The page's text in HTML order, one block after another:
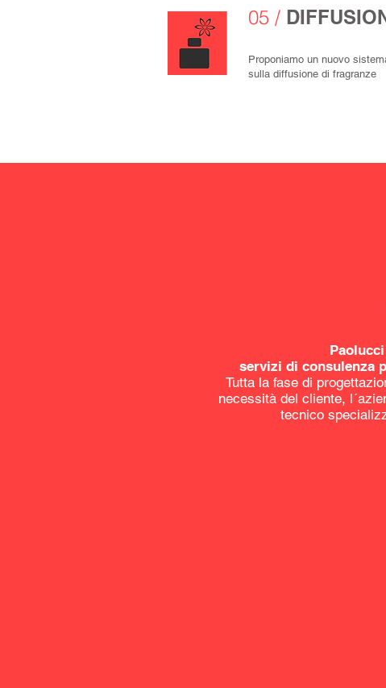
05 /
Proponiamo un nuovo
sulla diffusione di fragranze
servizi di consulenza
Tutta la fase di
necessità del cliente,
tecnico